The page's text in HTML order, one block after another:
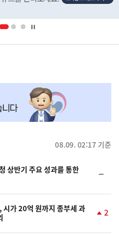
08.09. 02:17 기준
상반기 주요 성과를 통한
일
시가 20억 원까지 종부세 과
2